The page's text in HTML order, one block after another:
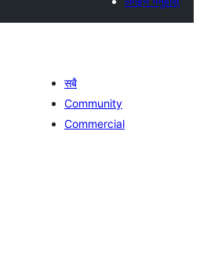
सबै
Community
Commercial